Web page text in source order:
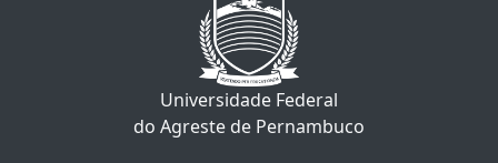
Universidade Federal
do Agreste de Pernambuco